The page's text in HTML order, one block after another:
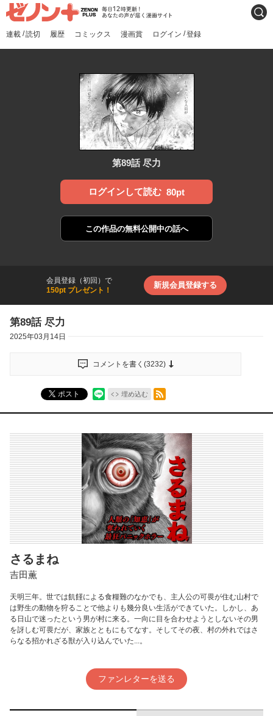
ゼノンプラス
毎日12時更新！あなたの声
が届く漫画サイト
連載 /読切 履歴 コミックス 漫画賞 ログイン /登録
検索
第89話 尽力
ログインして読む 80pt
この作品の無料公開中の話へ
会員登録（初回）で
150pt プレゼント！
新規会員登録する
第89話 尽力
2025年03月14日
コメントを書く(3232)
ポスト 埋め込む
RSSフィード
さるまね
吉田薫
天明三年。世では飢饉による食糧難のなかでも、主人公の可畏が住む山村で
は野生の動物を狩ることで他よりも幾分良い生活ができていた。しかし、あ
る日山で迷ったという男が村に来る。一向に目を合わせようとしないその男
を訝しむ可畏だが、家族とともにもてなす。そしてその夜、村の外れではさ
らなる招かれざる獣が入り込んでいた...。
ファンレターを送る